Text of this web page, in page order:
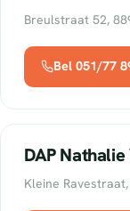
Breulstraat 52,
Bel 051/77
DAP
Kleine